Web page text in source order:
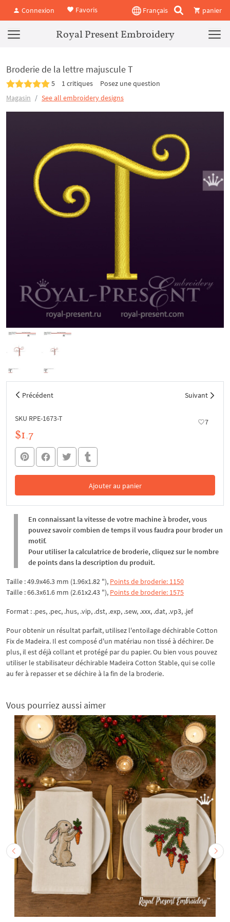
Connexion Favoris Français panier
Royal Present Embroidery
Broderie de la lettre majuscule T
5 1 critiques
Posez une question
Magasin
See all embroidery designs
Précédent Suivant
SKU RPE-1673-T 7
$1.7
Ajouter au panier
Dans le panier
En connaissant la vitesse de votre machine à broder, vous
pouvez savoir combien de temps il vous faudra pour broder un
motif.
Pour utiliser la calculatrice de broderie, cliquez sur le nombre
de points dans la description du produit.
Taille : 49.9x46.3 mm (1.96x1.82 "), Points de broderie: 1150
Taille : 66.3x61.6 mm (2.61x2.43 "), Points de broderie: 1575
Format : .pes, .pec, .hus, .vip, .dst, .exp, .sew, .xxx, .dat, .vp3, .jef
Pour obtenir un résultat parfait, utilisez l'entoilage déchirable Cotton
Fix de Madeira. Il est composé d'un matériau non tissé à déchirer. De
plus, il est déjà collant et protégé par du papier. Ou bien vous pouvez
utiliser le stabilisateur déchirable Madeira Cotton Stable, qui se colle
au fer à repasser et se déchire à la fin de la broderie.
Vous pourriez aussi aimer